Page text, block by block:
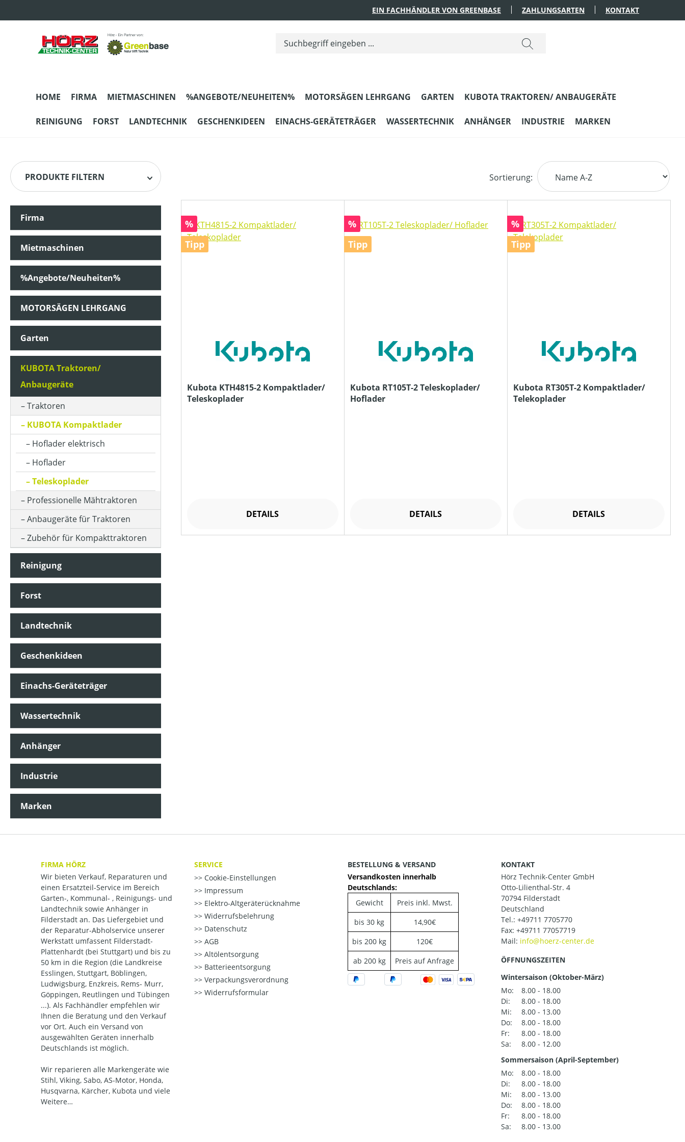
EIN FACHHÄNDLER VON GREENBASE ZAHLUNGSARTEN KONTAKT
HOME FIRMA MIETMASCHINEN %ANGEBOTE/NEUHEITEN% MOTORSÄGEN LEHRGANG GARTEN KUBOTA TRAKTOREN/ ANBAUGERÄTE
REINIGUNG FORST LANDTECHNIK GESCHENKIDEEN EINACHS-GERÄTETRÄGER WASSERTECHNIK ANHÄNGER INDUSTRIE MARKEN
PRODUKTE FILTERN
HERSTELLER
Firma
Mietmaschinen
%Angebote/Neuheiten%
MOTORSÄGEN LEHRGANG
Garten
KUBOTA Traktoren/
Anbaugeräte
Traktoren
KUBOTA Kompaktlader
Hoflader elektrisch
Hoflader
Teleskoplader
Professionelle Mähtraktoren
Anbaugeräte für Traktoren
Zubehör für Kompakttraktoren
Reinigung
Forst
Landtechnik
Geschenkideen
Einachs-Geräteträger
Wassertechnik
Anhänger
Industrie
Marken
Sortierung:
Rabatt
%
Tipp
Kubota KTH4815-2 Kompaktlader/
Teleskoplader
DETAILS
Rabatt
%
Tipp
Kubota RT105T-2 Teleskoplader/
Hoflader
DETAILS
Rabatt
%
Tipp
Kubota RT305T-2 Kompaktlader/
Telekoplader
DETAILS
FIRMA HÖRZ
Wir bieten Verkauf, Reparaturen und
einen Ersatzteil-Service im Bereich
Garten-, Kommunal- , Reinigungs- und
Landtechnik sowie Anhänger in
Filderstadt an. Das Liefergebiet und
der Reparatur-Abholservice unserer
Werkstatt umfassent Filderstadt-
Plattenhardt (bei Stuttgart) und bis zu
50 km in die Region (die Landkreise
Esslingen, Stuttgart, Böblingen,
Ludwigsburg, Enzkreis, Rems- Murr,
Göppingen, Reutlingen und Tübingen
...). Als Fachhändler empfehlen wir
Ihnen die Beratung und den Verkauf
vor Ort. Auch ein Versand von
ausgewählten Geräten innerhalb
Deutschlands ist möglich.
Wir reparieren alle Markengeräte wie
Stihl, Viking, Sabo, AS-Motor, Honda,
Husqvarna, Kärcher, Kubota und viele
Weitere…
SERVICE
Cookie-Einstellungen
Impressum
Elektro-Altgeräterücknahme
Widerrufsbelehrung
Datenschutz
AGB
Altölentsorgung
Batterieentsorgung
Verpackungsverordnung
Widerrufsformular
BESTELLUNG & VERSAND
Versandkosten innerhalb
Deutschlands:
Gewicht
Preis inkl. Mwst.
bis 30 kg
14,90€
bis 200 kg
120€
ab 200 kg
Preis auf Anfrage
KONTAKT
Hörz Technik-Center GmbH
Otto-Lilienthal-Str. 4
70794 Filderstadt
Deutschland
Tel.: +49711 7705770
Fax: +49711 77057719
Mail:
ÖFFNUNGSZEITEN
Wintersaison (Oktober-März)
Mo:
8.00 - 18.00
Di:
8.00 - 18.00
Mi:
8.00 - 13.00
Do:
8.00 - 18.00
Fr:
8.00 - 18.00
Sa:
8.00 - 12.00
Sommersaison (April-September)
Mo:
8.00 - 18.00
Di:
8.00 - 18.00
Mi:
8.00 - 13.00
Do:
8.00 - 18.00
Fr:
8.00 - 18.00
Sa:
8.00 - 13.00